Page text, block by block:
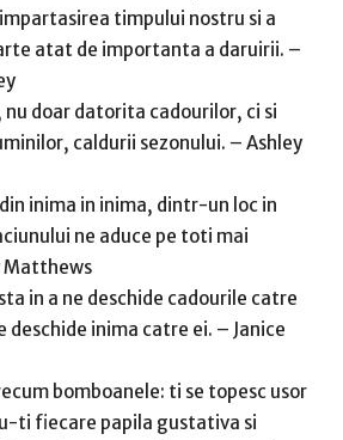
timpului nostru si a
atat de importanta a daruirii. –
nu doar datorita cadourilor, ci si
caldurii sezonului. – Ashley
inima in inima, dintr-un loc in
ne aduce pe toti mai
Matthews
in a ne deschide cadourile catre
deschide inima catre ei. – Janice
bomboanele: ti se topesc usor
ti fiecare papila gustativa si